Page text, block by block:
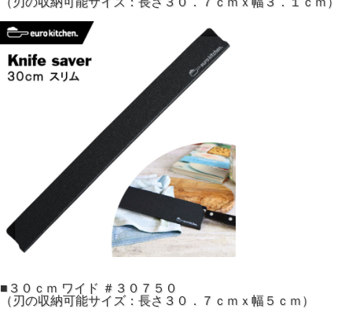
■３０ｃｍ ワイド ＃３０７５０
（刃の収納可能サイズ：長さ３０．７ｃｍｘ幅５ｃｍ）